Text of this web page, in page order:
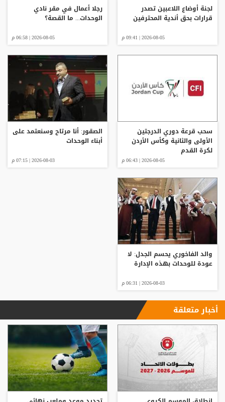
لجنة أوضاع اللاعبين تصدر
قرارات بحق أندية المحترفين
2026-08-05 | 09:41 م
رجلا أعمال في مقر نادي
الوحدات... ما القصة؟
2026-08-05 | 06:58 م
سحب قرعة دوري الدرجتين
الأولى والثانية وكأس الأردن
لكرة القدم
2026-08-05 | 06:43 م
الصقور: أنا مرتاح وسنعتمد على
أبناء الوحدات
2026-08-03 | 07:15 م
والد الفاخوري يحسم الجدل: لا
عودة للوحدات بهذه الإدارة
2026-08-03 | 06:31 م
أخبار متعلقة